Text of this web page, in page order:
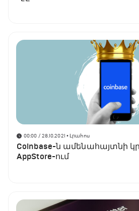
00:00 / 28.10.2021 • Լրահոս
Coinbase-ն ամենահայտնի
AppStore-ում